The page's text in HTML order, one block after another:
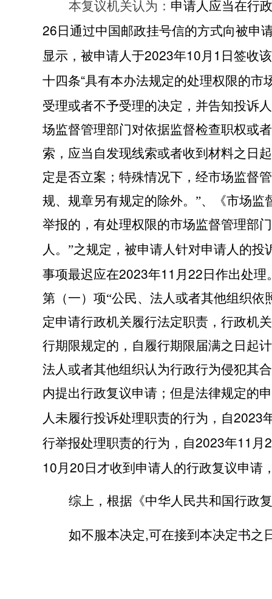
本复议机关认为： 申请人应当在行
26 日通过中国邮政挂号信的方式向被申
显示，被申请人于2023年10月 1 日签收
十四条“具有本办法规定的处理权限的市
受理或者不予受理的决定，并告知投诉
场监督管理部门对依据监督检查职权或
索，应当自发现线索或者收到材料之日
定是否立案；特殊情况下，经市场监督
规、规章另有规定的除外。”、《市场
举报的，有处理权限的市场监督管理部
人。”之规定，被申请人针对申请人的投
事项最迟应在2023年11 月 22 日作出处
第（一）项“公民、法人或者其他组织
定申请行政机关履行法定职责，行政机
行期限规定的，自履行期限届满之日起
法人或者其他组织认为行政行为侵犯其
内提出行政复议申请；但是法律规定的
人未履行投诉处理职责的行为，自2023
行举报处理职责的行为，自2023年11 月
10月 20 日才收到申请人的行政复议申请
综上，根据《中华人民共和国行政
如不服本决定,可在接到本决定书之